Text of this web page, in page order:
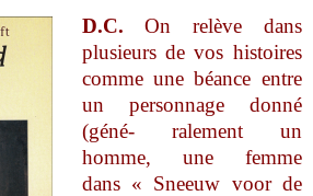
D.C. On relève dans
plusieurs de vos histoires
comme une béance entre
un personnage donné
(géné- ralement un
homme, une femme
dans « Sneeuw voor de